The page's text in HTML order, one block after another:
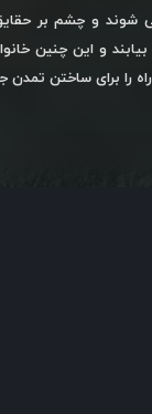
شوند و چشم بر
بیابند و این چنین
را برای ساختن تمدن